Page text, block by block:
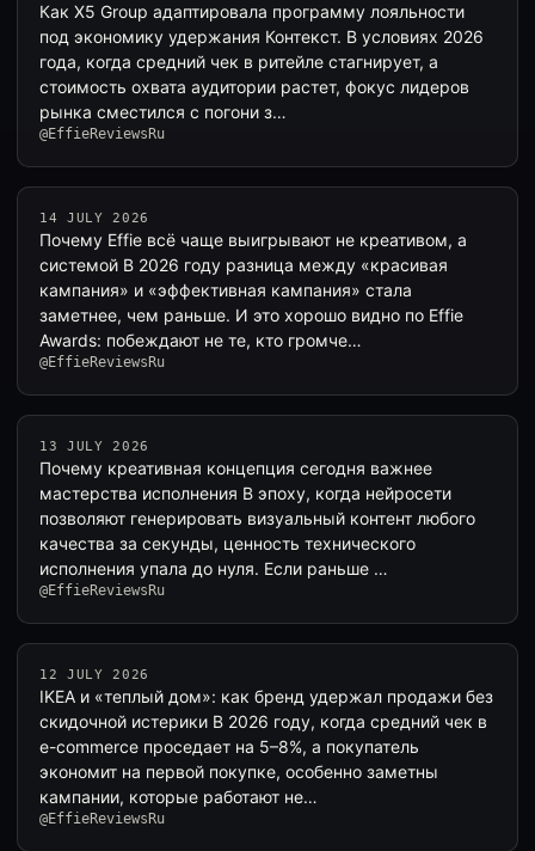
Как X5 Group адаптировала программу лояльности
под экономику удержания Контекст. В условиях 2026
года, когда средний чек в ритейле стагнирует, а
стоимость охвата аудитории растет, фокус лидеров
рынка сместился с погони з…
@EffieReviewsRu
14 JULY 2026
Почему Effie всё чаще выигрывают не креативом, а
системой В 2026 году разница между «красивая
кампания» и «эффективная кампания» стала
заметнее, чем раньше. И это хорошо видно по Effie
Awards: побеждают не те, кто громче…
@EffieReviewsRu
13 JULY 2026
Почему креативная концепция сегодня важнее
мастерства исполнения В эпоху, когда нейросети
позволяют генерировать визуальный контент любого
качества за секунды, ценность технического
исполнения упала до нуля. Если раньше …
@EffieReviewsRu
12 JULY 2026
IKEA и «теплый дом»: как бренд удержал продажи без
скидочной истерики В 2026 году, когда средний чек в
e-commerce проседает на 5–8%, а покупатель
экономит на первой покупке, особенно заметны
кампании, которые работают не…
@EffieReviewsRu